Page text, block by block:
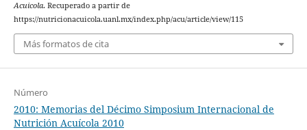
Acuicola. Recuperado a partir de
https://nutricionacuicola.uanl.mx/index.php/acu/article/view/115
Más formatos de cita
Número
2010: Memorias del Décimo Simposium Internacional de
Nutrición Acuícola 2010